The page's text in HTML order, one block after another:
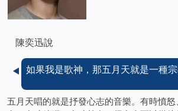
陳奕迅說
如果我是歌神，那五月天就是一種
五月天唱的就是抒發心志的音樂。有時憤